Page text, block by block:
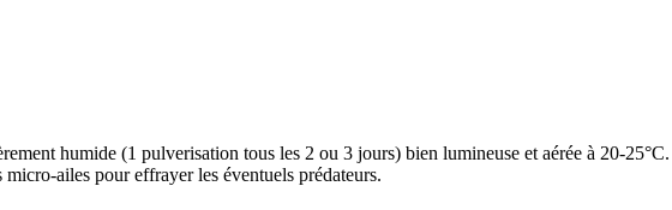
humide (1 pulverisation tous les 2 ou 3 jours) bien lumineuse et aérée à 20-
ailes pour effrayer les éventuels prédateurs.